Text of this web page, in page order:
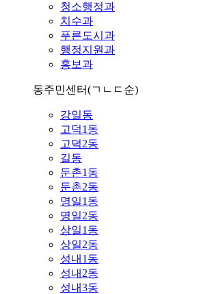
청소행정과
치수과
푸른도시과
행정지원과
홍보과
동주민센터(ㄱㄴㄷ순)
강일동
고덕1동
고덕2동
길동
둔촌1동
둔촌2동
명일1동
명일2동
상일1동
상일2동
성내1동
성내2동
성내3동